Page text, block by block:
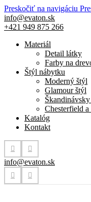
Preskočiť na navigáciu
info@evaton.sk
+421 949 875 266
Materiál
Detail látky
Farby na
Štýl nábytku
Moderný štýl
Glamour štýl
Chesterfield
Katalóg
Kontakt
info@evaton.sk